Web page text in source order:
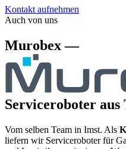
Kontakt aufnehmen
Auch von uns
Murobex —
Serviceroboter
Vom selben Team in Imst. Als
liefern wir Serviceroboter für